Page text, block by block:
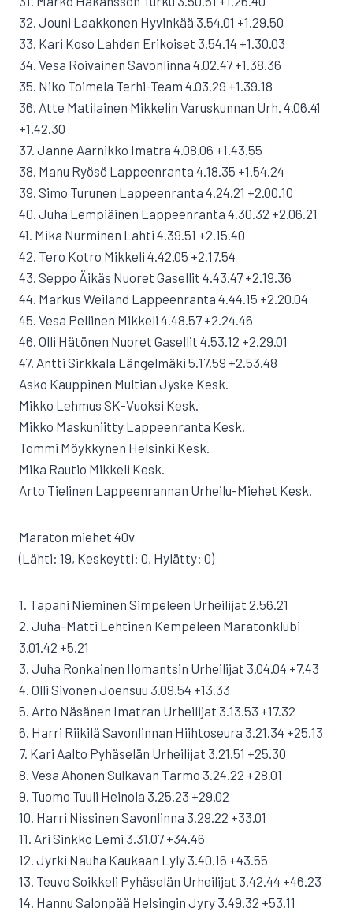
32. Jouni Laakkonen Hyvinkää 3.54.01 +1.29.50
33. Kari Koso Lahden Erikoiset 3.54.14 +1.30.03
34. Vesa Roivainen Savonlinna 4.02.47 +1.38.36
35. Niko Toimela Terhi-Team 4.03.29 +1.39.18
36. Atte Matilainen Mikkelin Varuskunnan Urh. 4.06.41
+1.42.30
37. Janne Aarnikko Imatra 4.08.06 +1.43.55
38. Manu Ryösö Lappeenranta 4.18.35 +1.54.24
39. Simo Turunen Lappeenranta 4.24.21 +2.00.10
40. Juha Lempiäinen Lappeenranta 4.30.32 +2.06.21
41. Mika Nurminen Lahti 4.39.51 +2.15.40
42. Tero Kotro Mikkeli 4.42.05 +2.17.54
43. Seppo Äikäs Nuoret Gasellit 4.43.47 +2.19.36
44. Markus Weiland Lappeenranta 4.44.15 +2.20.04
45. Vesa Pellinen Mikkeli 4.48.57 +2.24.46
46. Olli Hätönen Nuoret Gasellit 4.53.12 +2.29.01
47. Antti Sirkkala Längelmäki 5.17.59 +2.53.48
Asko Kauppinen Multian Jyske Kesk.
Mikko Lehmus SK-Vuoksi Kesk.
Mikko Maskuniitty Lappeenranta Kesk.
Tommi Möykkynen Helsinki Kesk.
Mika Rautio Mikkeli Kesk.
Arto Tielinen Lappeenrannan Urheilu-Miehet Kesk.
Maraton miehet 40v
(Lähti: 19, Keskeytti: 0, Hylätty: 0)
1. Tapani Nieminen Simpeleen Urheilijat 2.56.21
2. Juha-Matti Lehtinen Kempeleen Maratonklubi
3.01.42 +5.21
3. Juha Ronkainen Ilomantsin Urheilijat 3.04.04 +7.43
4. Olli Sivonen Joensuu 3.09.54 +13.33
5. Arto Näsänen Imatran Urheilijat 3.13.53 +17.32
6. Harri Riikilä Savonlinnan Hiihtoseura 3.21.34 +25.13
7. Kari Aalto Pyhäselän Urheilijat 3.21.51 +25.30
8. Vesa Ahonen Sulkavan Tarmo 3.24.22 +28.01
9. Tuomo Tuuli Heinola 3.25.23 +29.02
10. Harri Nissinen Savonlinna 3.29.22 +33.01
11. Ari Sinkko Lemi 3.31.07 +34.46
12. Jyrki Nauha Kaukaan Lyly 3.40.16 +43.55
13. Teuvo Soikkeli Pyhäselän Urheilijat 3.42.44 +46.23
14. Hannu Salonpää Helsingin Jyry 3.49.32 +53.11